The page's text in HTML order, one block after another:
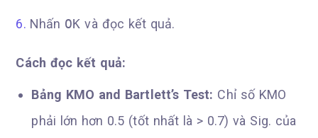
Nhấn OK và đọc kết quả.
Cách đọc kết quả:
Bảng KMO and Bartlett’s Test: Chỉ số KMO
phải lớn hơn 0.5 (tốt nhất là > 0.7) và Sig. của